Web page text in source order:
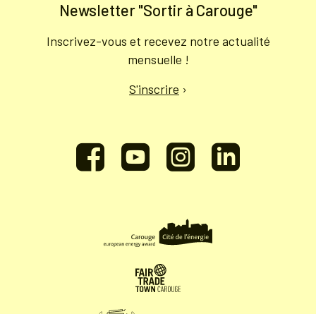
Newsletter "Sortir à Carouge"
Inscrivez-vous et recevez notre actualité
mensuelle !
S'inscrire ›